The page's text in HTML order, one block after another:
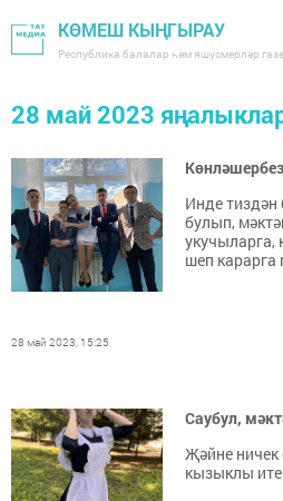
КӨМЕШ КЫҢГЫРАУ
Республика балалар һәм яшүсмерләр
28 май 2023
Ин­де тиз­дән
бу­лып,
уку­чы­лар­га,
шеп
28 май 2023, 15:25
Саубул,
Җәйне ничек
кызыклы